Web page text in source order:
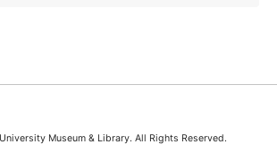
Museum & Library. All Rights Reserved.